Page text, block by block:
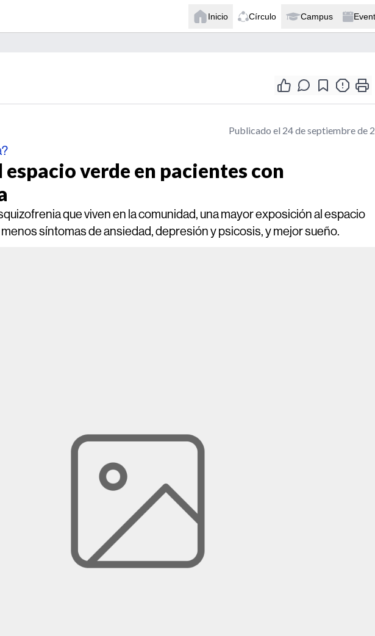
Inicio Círculo Campus
Publicado el 24 de septiembre de
verde en pacientes con
que viven en la comunidad, una mayor exposición al espacio
síntomas de ansiedad, depresión y psicosis, y mejor sueño.